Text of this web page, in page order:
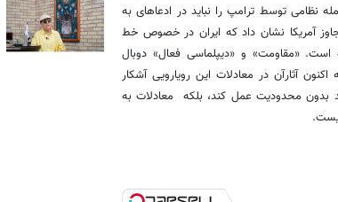
نظامی توسط ترامپ را نباید در ادعاهای به
آمریکا نشان داد که ایران در خصوص خط
«مقاومت» و «دیپلماسی فعال» دوبال
آثارآن در معادلات این رویارویی آشکار
بدون محدودیت عمل کند، بلکه معادلات به